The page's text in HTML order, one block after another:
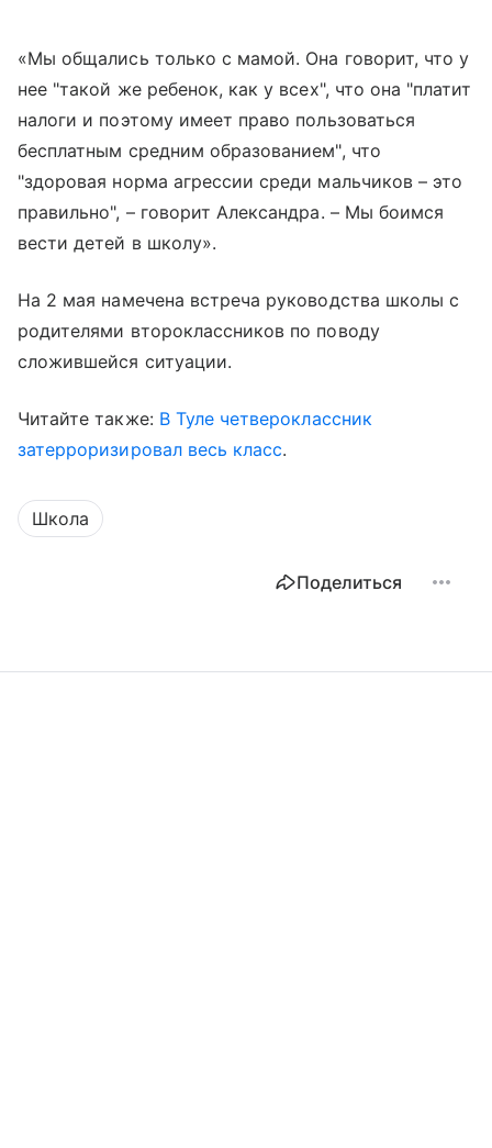
«Мы общались только с мамой. Она говорит, что у
нее "такой же ребенок, как у всех", что она "платит
налоги и поэтому имеет право пользоваться
бесплатным средним образованием", что
"здоровая норма агрессии среди мальчиков – это
правильно", – говорит Александра. – Мы боимся
вести детей в школу».
На 2 мая намечена встреча руководства школы с
родителями второклассников по поводу
сложившейся ситуации.
Читайте также: В Туле четвероклассник
затерроризировал весь класс.
Школа
Поделиться